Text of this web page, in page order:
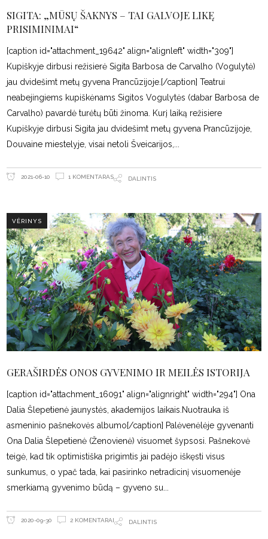
SIGITA: „MŪSŲ ŠAKNYS – TAI GALVOJE LIKĘ
PRISIMINIMAI“
[caption id="attachment_19642" align="alignleft" width="309"]
Kupiškyje dirbusi režisierė Sigita Barbosa de Carvalho (Vogulytė)
jau dvidešimt metų gyvena Prancūzijoje.[/caption] Teatrui
neabejingiems kupiškėnams Sigitos Vogulytės (dabar Barbosa de
Carvalho) pavardė turėtų būti žinoma. Kurį laiką režisiere
Kupiškyje dirbusi Sigita jau dvidešimt metų gyvena Prancūzijoje,
Douvaine miestelyje, visai netoli Šveicarijos,
2021-06-10 1 KOMENTARAS DALINTIS
VĖRINYS
GERAŠIRDĖS ONOS GYVENIMO IR MEILĖS ISTORIJA
[caption id="attachment_16091" align="alignright" width="294"] Ona
Dalia Šlepetienė jaunystės, akademijos laikais.Nuotrauka iš
asmeninio pašnekovės albumo[/caption] Palėvenėlėje gyvenanti
Ona Dalia Šlepetienė (Ženovienė) visuomet šypsosi. Pašnekovė
teigė, kad tik optimistiška prigimtis jai padėjo iškęsti visus
sunkumus, o ypač tada, kai pasirinko netradicinį visuomenėje
smerkiamą gyvenimo būdą – gyveno su
2020-09-30 2 KOMENTARAI DALINTIS